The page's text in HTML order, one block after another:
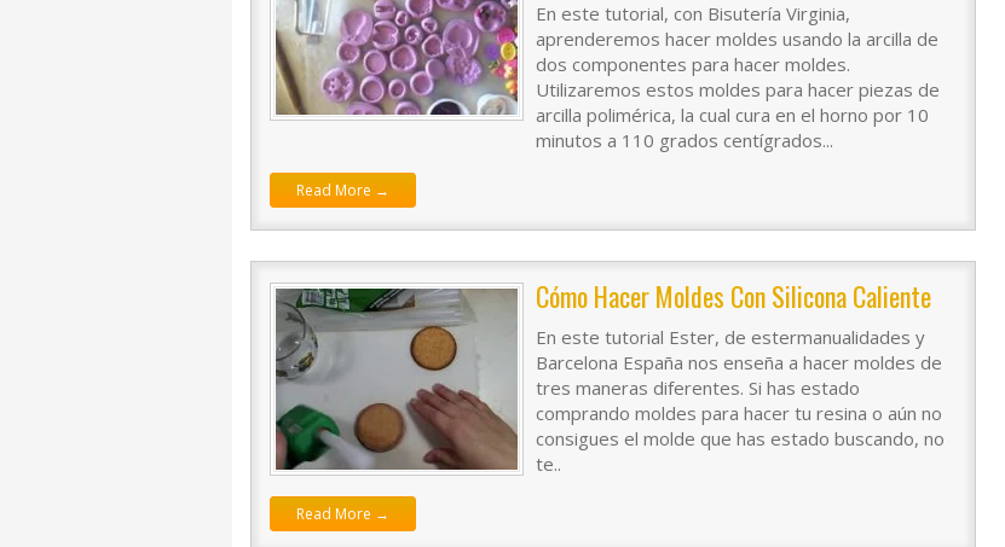
En este tutorial, con Bisutería Virginia,
aprenderemos hacer moldes usando la arcilla de
dos componentes para hacer moldes.
Utilizaremos estos moldes para hacer piezas de
arcilla polimérica, la cual cura en el horno por 10
minutos a 110 grados centígrados...
Read More →
Cómo Hacer Moldes Con Silicona Caliente
En este tutorial Ester, de estermanualidades y
Barcelona España nos enseña a hacer moldes de
tres maneras diferentes. Si has estado
comprando moldes para hacer tu resina o aún no
consigues el molde que has estado buscando, no
te..
Read More →